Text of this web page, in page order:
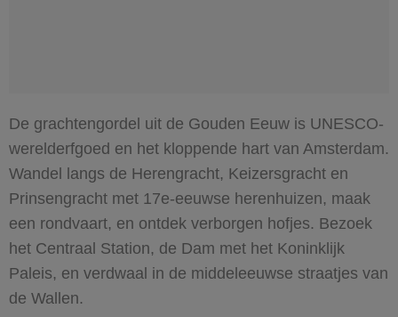
De grachtengordel uit de Gouden Eeuw is UNESCO-
werelderfgoed en het kloppende hart van Amsterdam.
Wandel langs de Herengracht, Keizersgracht en
Prinsengracht met 17e-eeuwse herenhuizen, maak
een rondvaart, en ontdek verborgen hofjes. Bezoek
het Centraal Station, de Dam met het Koninklijk
Paleis, en verdwaal in de middeleeuwse straatjes van
de Wallen.